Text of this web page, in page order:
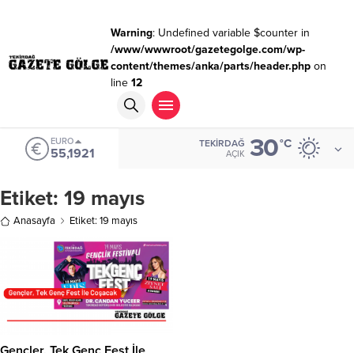
Warning: Undefined variable $counter in
/www/wwwroot/gazetegolge.com/wp-
content/themes/anka/parts/header.phpon
line 12
EURO
55,1921
TEKIRDAĞ
AÇIK 30°C
Etiket: 19 mayıs
Anasayfa Etiket: 19 mayıs